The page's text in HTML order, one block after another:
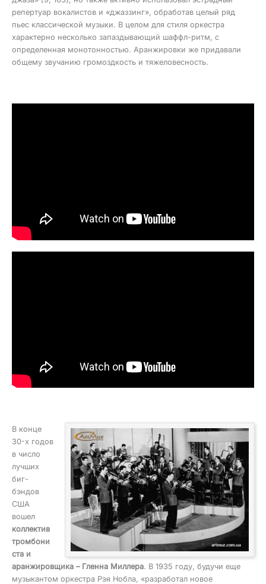
репертуар вокалистов и «джаззинг», обработав целый ряд
пьес классической музыки. В целом для стиля оркестра
характерно несколько запаздывающий шаффл-ритм, с
определенная монотонностью. Аранжировки же придавали
общему звучанию громоздкость и тяжеловесность.
В конце
30-х годов
в число
лучших
биг-
бэндов
США
вошел
коллектив
тромбони
ста и
аранжировщика – Гленна Миллера. В 1935 году, будучи еще
музыкантом оркестра Рэя Нобла, «разработал новое